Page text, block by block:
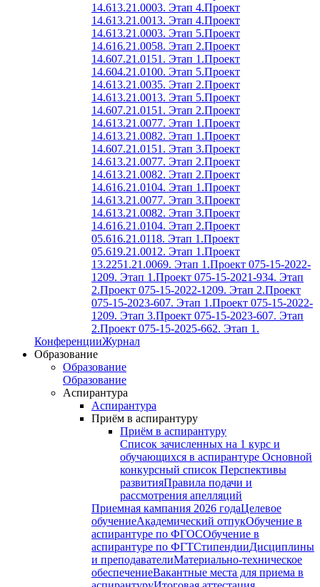
14.613.21.0003. Этап 4.Проект
14.613.21.0013. Этап 4.Проект
14.613.21.0003. Этап 5.Проект
14.616.21.0058. Этап 2.Проект
14.607.21.0151. Этап 1.Проект
14.604.21.0100. Этап 5.Проект
14.613.21.0035. Этап 2.Проект
14.613.21.0013. Этап 5.Проект
14.607.21.0151. Этап 2.Проект
14.613.21.0077. Этап 1.Проект
14.613.21.0082. Этап 1.Проект
14.607.21.0151. Этап 3.Проект
14.613.21.0077. Этап 2.Проект
14.613.21.0082. Этап 2.Проект
14.616.21.0104. Этап 1.Проект
14.613.21.0077. Этап 3.Проект
14.613.21.0082. Этап 3.Проект
14.616.21.0104. Этап 2.Проект
05.616.21.0118. Этап 1.Проект
05.619.21.0012. Этап 1.Проект
13.2251.21.0069. Этап 1.Проект 075-15-2022-
1209. Этап 1.Проект 075-15-2021-934. Этап
2.Проект 075-15-2022-1209. Этап 2.Проект
075-15-2023-607. Этап 1.Проект 075-15-2022-
1209. Этап 3.Проект 075-15-2023-607. Этап
2.Проект 075-15-2025-662. Этап 1.
КонференцииЖурнал
Образование
Образование
Образование
Аспирантура
Аспирантура
Приём в аспирантуру
Приём в аспирантуру
Список зачисленных на 1 курс и
обучающихся в аспирантуре Основной
конкурсный список Перспективы
развитияПравила подачи и
рассмотрения апелляций
Приемная кампания 2026 годаЦелевое
обучениеАкадемический отпукОбучение в
аспирантуре по ФГОСОбучение в
аспирантуре по ФГТСтипендииДисциплины
и преподавателиМатериально-техническое
обеспечениеВакантные места для приема в